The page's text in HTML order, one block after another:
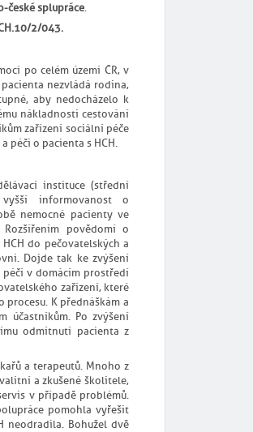
české splupráce.
2/043.
po celém území ČR, v
nezvládá rodina,
aby nedocházelo k
nákladnosti cestování
zařízení sociální péče
péči o pacienta s HCH.
instituce (střední
informovanost o
nemocné pacienty ve
povědomí o
do pečovatelských a
Dojde tak ke zvýšení
v domácím prostředí
zařízení, které
K přednáškám a
účastníkům. Po zvýšení
odmítnutí pacienta z
a terapeutů. Mnoho z
a zkušené školitele,
v případě problémů.
pomohla vyřešit
neodradila. Bohužel dvě